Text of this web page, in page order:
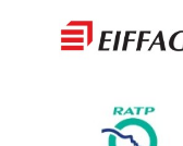
Ville
On-board